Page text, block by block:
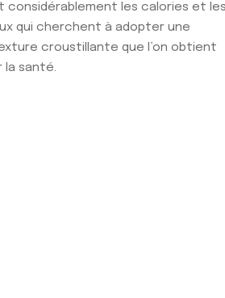
considérablement les calories et les
qui cherchent à adopter une
croustillante que l’on obtient
la santé.